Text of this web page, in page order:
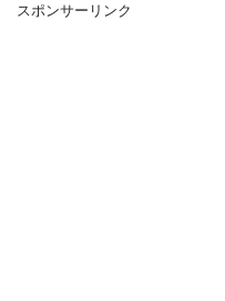
スポンサーリンク